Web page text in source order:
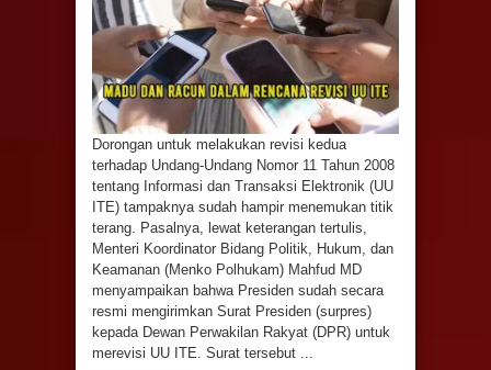
Dorongan untuk melakukan revisi kedua
terhadap Undang-Undang Nomor 11 Tahun 2008
tentang Informasi dan Transaksi Elektronik (UU
ITE) tampaknya sudah hampir menemukan titik
terang. Pasalnya, lewat keterangan tertulis,
Menteri Koordinator Bidang Politik, Hukum, dan
Keamanan (Menko Polhukam) Mahfud MD
menyampaikan bahwa Presiden sudah secara
resmi mengirimkan Surat Presiden (surpres)
kepada Dewan Perwakilan Rakyat (DPR) untuk
merevisi UU ITE. Surat tersebut ...